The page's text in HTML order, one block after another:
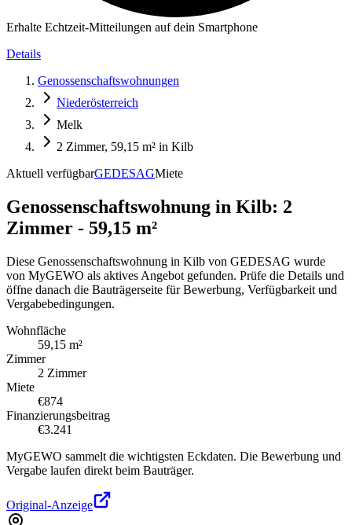
Erhalte Echtzeit-Mitteilungen auf dein Smartphone
Details
Genossenschaftswohnungen
Niederösterreich
Melk
2 Zimmer, 59,15 m² in Kilb
Aktuell verfügbarGEDESAGMiete
Genossenschaftswohnung in Kilb: 2
Zimmer - 59,15 m²
Diese Genossenschaftswohnung in Kilb von GEDESAG wurde
von MyGEWO als aktives Angebot gefunden. Prüfe die Details und
öffne danach die Bauträgerseite für Bewerbung, Verfügbarkeit und
Vergabebedingungen.
Wohnfläche
59,15 m²
Zimmer
2 Zimmer
Miete
€874
Finanzierungsbeitrag
€3.241
MyGEWO sammelt die wichtigsten Eckdaten. Die Bewerbung und
Vergabe laufen direkt beim Bauträger.
Original-Anzeige